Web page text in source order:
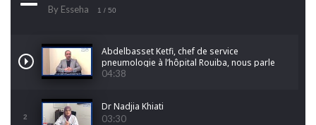
By Esseha 1 / 50
Abdelbasset Ketfi, chef de service
pneumologie à l’hôpital Rouiba, nous parle
du cancer du poumon
04:38
2
Dr Nadjia Khiati
03:30